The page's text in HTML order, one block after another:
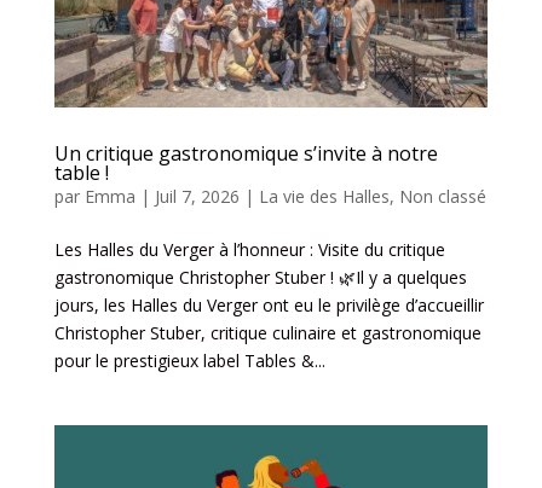
Un critique gastronomique s’invite à notre
table !
par Emma | Juil 7, 2026 | La vie des Halles, Non classé
Les Halles du Verger à l’honneur : Visite du critique
gastronomique Christopher Stuber ! 🌿Il y a quelques
jours, les Halles du Verger ont eu le privilège d’accueillir
Christopher Stuber, critique culinaire et gastronomique
pour le prestigieux label Tables &...